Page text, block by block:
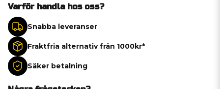
Varför handla hos oss?
Snabba leveranser
Fraktfria alternativ från 1000kr*
Säker betalning